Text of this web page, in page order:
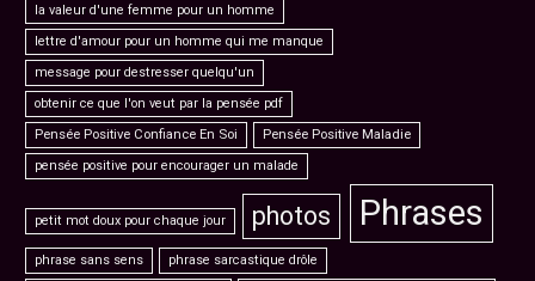
la valeur d'une femme pour un homme
lettre d'amour pour un homme qui me manque
message pour destresser quelqu'un
obtenir ce que l'on veut par la pensée pdf
Pensée Positive Confiance En Soi
Pensée Positive Maladie
pensée positive pour encourager un malade
petit mot doux pour chaque jour photos Phrases
phrase sans sens
phrase sarcastique drôle